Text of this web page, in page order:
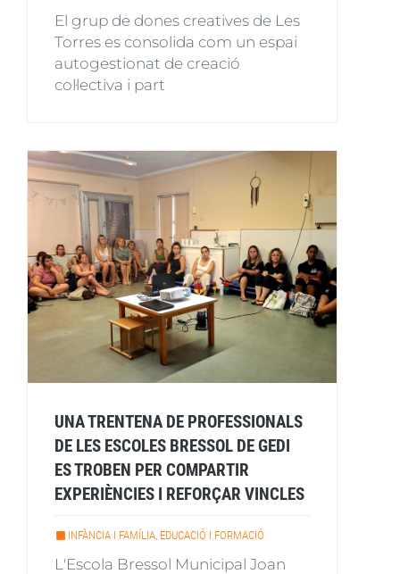
El grup de dones creatives de Les
Torres es consolida com un espai
autogestionat de creació
col·lectiva i part
UNA TRENTENA DE PROFESSIONALS
DE LES ESCOLES BRESSOL DE GEDI
ES TROBEN PER COMPARTIR
EXPERIÈNCIES I REFORÇAR VINCLES
INFÀNCIA I FAMÍLIA, EDUCACIÓ I FORMACIÓ
L'Escola Bressol Municipal Joan